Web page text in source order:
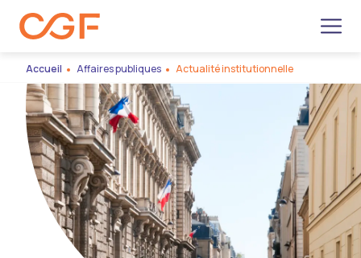
Accueil Affaires publiques Actualité institutionnelle